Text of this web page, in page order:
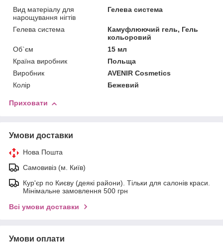
Вид матеріалу для
нарощування нігтів
Гелева система
Гелева система
Камуфлюючий гель, Гель
кольоровий
Об`єм
15 мл
Країна виробник
Польща
Виробник
AVENIR Cosmetics
Колір
Бежевий
Приховати
Умови доставки
Нова Пошта
Самовивіз (м. Київ)
Кур'єр по Києву (деякі райони). Тільки для салонів краси.
Мінімальне замовлення 500 грн
Всі умови доставки
Умови оплати